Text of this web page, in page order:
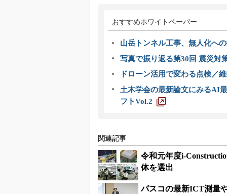
おすすめホワイトペーパー
山岳トンネル工事、無人化へ
写真で振り返る第30回 震災対
ドローン活用で変わる点検／
土木学会の最新論文にみるAI
フトVol.2
関連記事
令和元年度i-
体を選出
パスコの最新ICT測量